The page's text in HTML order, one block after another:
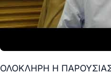
ΟΛΟΚΛΗΡΗ Η